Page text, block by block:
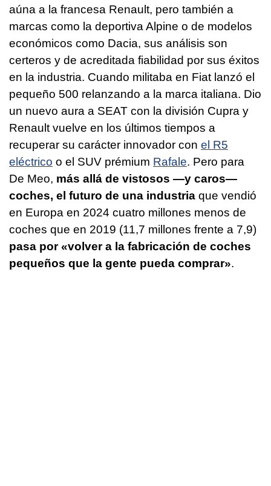
aúna a la francesa Renault, pero también a
marcas como la deportiva Alpine o de modelos
económicos como Dacia, sus análisis son
certeros y de acreditada fiabilidad por sus éxitos
en la industria. Cuando militaba en Fiat lanzó el
pequeño 500 relanzando a la marca italiana. Dio
un nuevo aura a SEAT con la división Cupra y
Renault vuelve en los últimos tiempos a
recuperar su carácter innovador con el R5
eléctrico o el SUV prémium Rafale. Pero para
De Meo, más allá de vistosos —y caros—
coches, el futuro de una industria que vendió
en Europa en 2024 cuatro millones menos de
coches que en 2019 (11,7 millones frente a 7,9)
pasa por «volver a la fabricación de coches
pequeños que la gente pueda comprar».